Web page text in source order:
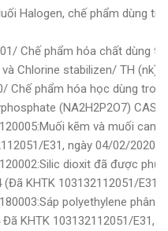
Halogen, chế phẩm dùng
Chế phẩm hóa chất dùng
Chlorine stabilizen/ TH (nk)
Chế phẩm hóa học dùng
(NA2H2P2O7) CAS:
kẽm và muối
E31, ngày 04/02/2020,
dioxit đã được
KHTK 103132112051/E31,
polyethylene phân
KHTK 103132112051/E31,